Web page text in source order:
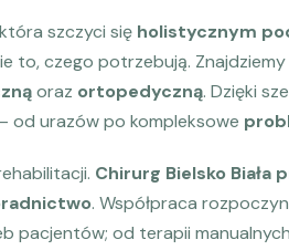
szczyci się holistycznym
to, czego potrzebują.
oraz ortopedyczną. Dzięki
od urazów po kompleksowe
Chirurg Bielsko Biała
. Współpraca
od terapii